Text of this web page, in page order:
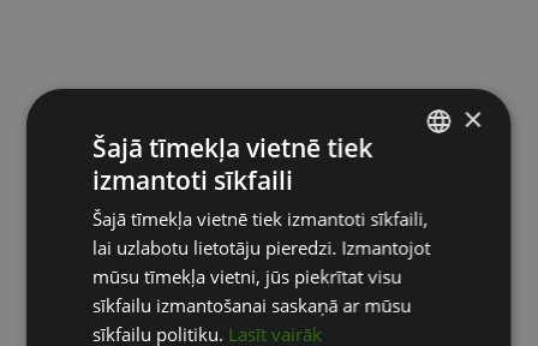
ENGLISH
RUSSIAN
×
Šajā tīmekļa vietnē tiek
izmantoti sīkfaili
Šajā tīmekļa vietnē tiek izmantoti sīkfaili,
lai uzlabotu lietotāju pieredzi. Izmantojot
mūsu tīmekļa vietni, jūs piekrītat visu
sīkfailu izmantošanai saskaņā ar mūsu
sīkfailu politiku. Lasīt vairāk